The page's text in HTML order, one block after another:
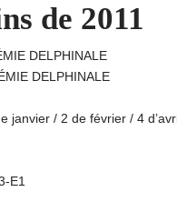
de 2011
DELPHINALE
DELPHINALE
janvier / 2 de février / 4
E1